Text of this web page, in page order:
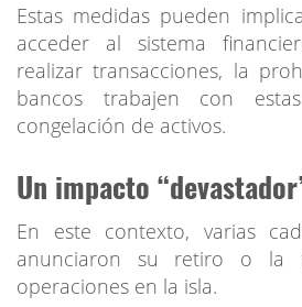
Estas medidas pueden
acceder al sistema
realizar transacciones, la
bancos trabajen con
congelación de activos.
Un impacto
En este contexto, varias
anunciaron su retiro o la
operaciones en la isla.